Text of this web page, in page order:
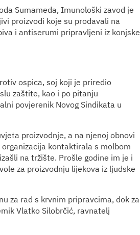
Sumameda, Imunološki zavod je
proizvodi koje su prodavali na
i antiserumi pripravljeni iz konjske
ospica, soj koji je priredio
zaštite, kao i po pitanju
povjerenik Novog Sindikata u
proizvodnje, a na njenoj obnovi
kontaktirala s molbom
na tržište. Prošle godine im je i
za proizvodnju lijekova iz ljudske
za rad s krvnim pripravcima, dok za
Vlatko Silobrčić, ravnatelj